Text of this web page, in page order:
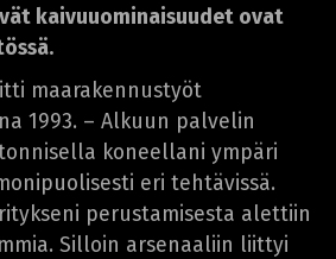
kaivuuominaisuudet ovat
maarakennustyöt
1993. – Alkuun palvelin
koneellani ympäri
eri tehtävissä.
perustamisesta alettiin
Silloin arsenaaliin liittyi